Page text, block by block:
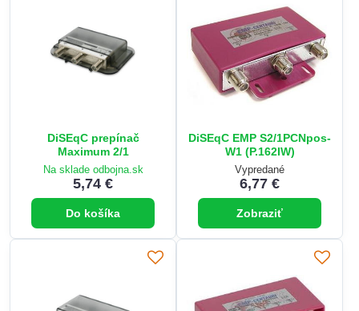
DiSEqC prepínač
Maximum 2/1
Na sklade odbojna.sk
5,74 €
Do košíka
DiSEqC EMP S2/1PCNpos-
W1 (P.162IW)
Vypredané
6,77 €
Zobraziť